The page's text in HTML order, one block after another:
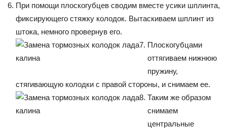
При помощи плоскогубцев сводим вместе усики шплинта,
фиксирующего стяжку колодок. Вытаскиваем шплинт из
штока, немного провернув его.
Плоскогубцами
оттягиваем нижнюю
пружину,
стягивающую колодки с правой стороны, и снимаем ее.
Таким же образом
снимаем
центральные